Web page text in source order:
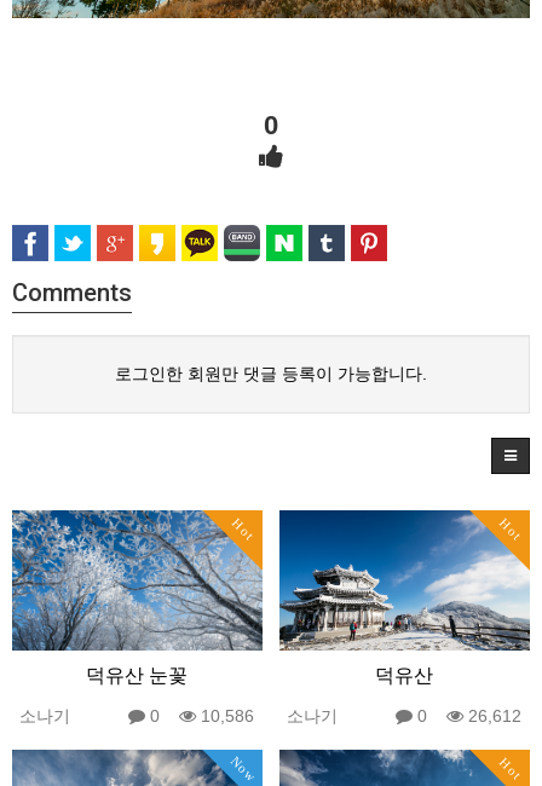
0
Comments
로그인한 회원만 댓글 등록이 가능합니다.
Hot
덕유산 눈꽃
소나기 0 10,586
Hot
덕유산
소나기 0 26,612
Now Hot